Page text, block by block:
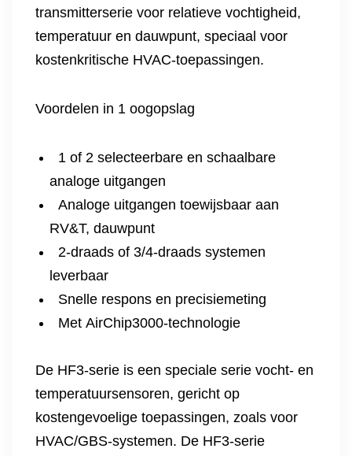
transmitterserie voor relatieve vochtigheid,
temperatuur en dauwpunt, speciaal voor
kostenkritische HVAC-toepassingen.
Voordelen in 1 oogopslag
1 of 2 selecteerbare en schaalbare
analoge uitgangen
Analoge uitgangen toewijsbaar aan
RV&T, dauwpunt
2-draads of 3/4-draads systemen
leverbaar
Snelle respons en precisiemeting
Met AirChip3000-technologie
De HF3-serie is een speciale serie vocht- en
temperatuursensoren, gericht op
kostengevoelige toepassingen, zoals voor
HVAC/GBS-systemen. De HF3-serie